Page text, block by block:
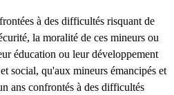
à des difficultés risquant de
la moralité de ces mineurs ou
éducation ou leur développement
social, qu'aux mineurs émancipés et
ans confrontés à des difficultés